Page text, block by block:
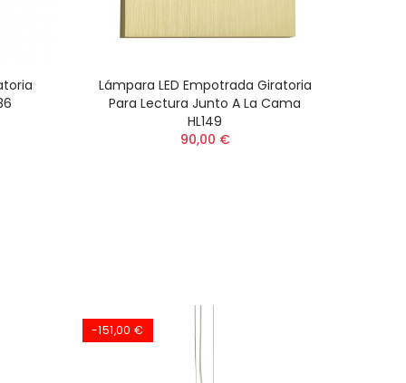
Lámpara LED Empotrada Giratoria
Para Lectura Junto A La Cama
HL149
90,00 €
-151,00 €